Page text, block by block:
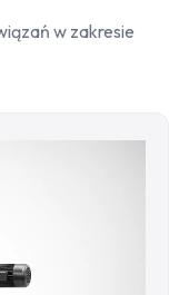
w zakresie